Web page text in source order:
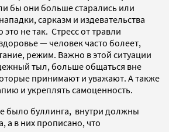
бы они больше старались или
сарказм и издевательства
не так. Стресс от травли
— человек часто болеет,
режим. Важно в этой ситуации
тыл, больше общаться вне
принимают и уважают. А также
и укреплять самоценность.
было буллинга, внутри должны
а в них прописано, что